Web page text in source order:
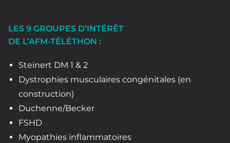
LES 9 GROUPES D’INTÉRÊT
DE L’AFM-TÉLÉTHON :
Steinert DM 1 & 2
Dystrophies musculaires congénitales (en
construction)
Duchenne/Becker
FSHD
Myopathies inflammatoires